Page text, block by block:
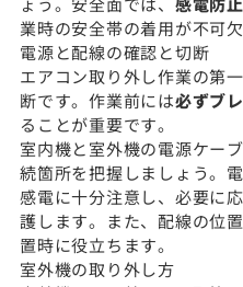
業時の安全帯の着用が不可欠
電源と配線の確認と切断
エアコン取り外し作業の第
断です。作業前には必ずブ
ることが重要です。
室内機と室外機の電源ケー
続箇所を把握しましょう。
感電に十分注意し、必要に
護します。また、配線の位
置時に役立ちます。
室外機の取り外し方